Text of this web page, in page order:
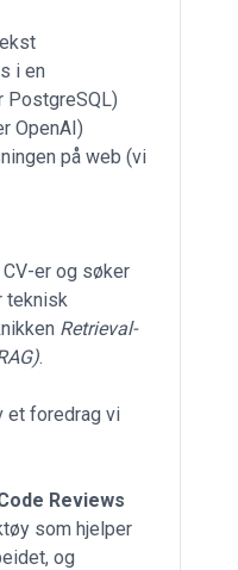
i en
PostgreSQL)
OpenAI)
på web (vi
er og søker
teknisk
Retrieval-
.
et foredrag vi
Reviews
som hjelper
og